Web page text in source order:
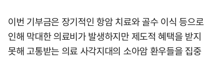
이번 기부금은 장기적인 항암 치료와 골수 이식 등으로
인해 막대한 의료비가 발생하지만 제도적 혜택을 받지
못해 고통받는 의료 사각지대의 소아암 환우들을 집중